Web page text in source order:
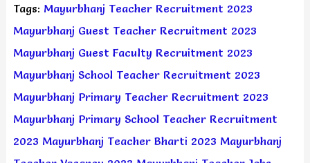
Tags: Mayurbhanj Teacher Recruitment 2023
Mayurbhanj Guest Teacher Recruitment 2023
Mayurbhanj Guest Faculty Recruitment 2023
Mayurbhanj School Teacher Recruitment 2023
Mayurbhanj Primary Teacher Recruitment 2023
Mayurbhanj Primary School Teacher Recruitment
2023 Mayurbhanj Teacher Bharti 2023 Mayurbhanj